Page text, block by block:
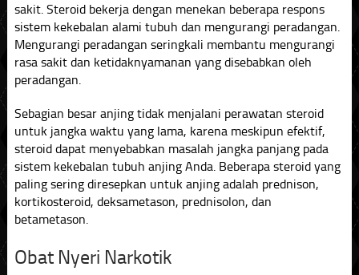
sakit. Steroid bekerja dengan menekan beberapa respons
sistem kekebalan alami tubuh dan mengurangi peradangan.
Mengurangi peradangan seringkali membantu mengurangi
rasa sakit dan ketidaknyamanan yang disebabkan oleh
peradangan.
Sebagian besar anjing tidak menjalani perawatan steroid
untuk jangka waktu yang lama, karena meskipun efektif,
steroid dapat menyebabkan masalah jangka panjang pada
sistem kekebalan tubuh anjing Anda. Beberapa steroid yang
paling sering diresepkan untuk anjing adalah prednison,
kortikosteroid, deksametason, prednisolon, dan
betametason.
Obat Nyeri Narkotik